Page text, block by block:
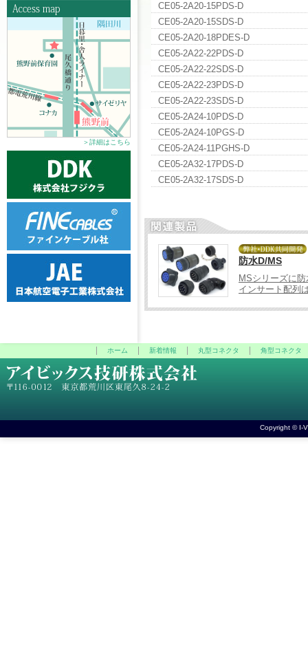
＞詳細はこちら
CE05-2A20-15PDS-D
CE05-2A20-15SDS-D
CE05-2A20-18PDES-D
CE05-2A22-22PDS-D
CE05-2A22-22SDS-D
CE05-2A22-23PDS-D
CE05-2A22-23SDS-D
CE05-2A24-10PDS-D
CE05-2A24-10PGS-D
CE05-2A24-11PGHS-D
CE05-2A32-17PDS-D
CE05-2A32-17SDS-D
防水D/MS
MSシリーズに
インサート配列
ホーム 新着情報 丸型コネクタ 角型コネクタ
Copyright © I-